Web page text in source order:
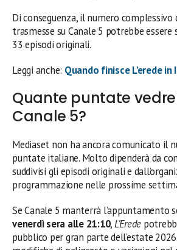
Di conseguenza, il numero
trasmesse su Canale 5 potrebbe
33 episodi originali.
Leggi anche: Quando finisce L’erede in
Quante puntate
Canale 5?
Mediaset non ha ancora comunicato il
puntate italiane. Molto dipenderà da
suddivisi gli episodi originali e
programmazione nelle prossime
Se Canale 5 manterrà l’appuntamento
venerdì sera alle 21:10,L’Erede
pubblico per gran parte dell’estate